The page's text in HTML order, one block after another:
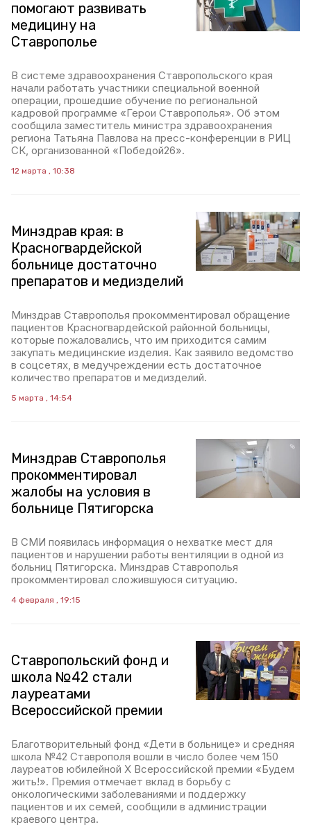
помогают развивать
медицину на
Ставрополье
В системе здравоохранения Ставропольского края
начали работать участники специальной военной
операции, прошедшие обучение по региональной
кадровой программе «Герои Ставрополья». Об этом
сообщила заместитель министра здравоохранения
региона Татьяна Павлова на пресс-конференции в РИЦ
СК, организованной «Победой26».
12 марта , 10:38
Минздрав края: в
Красногвардейской
больнице достаточно
препаратов и медизделий
Минздрав Ставрополья прокомментировал обращение
пациентов Красногвардейской районной больницы,
которые пожаловались, что им приходится самим
закупать медицинские изделия. Как заявило ведомство
в соцсетях, в медучреждении есть достаточное
количество препаратов и медизделий.
5 марта , 14:54
Минздрав Ставрополья
прокомментировал
жалобы на условия в
больнице Пятигорска
В СМИ появилась информация о нехватке мест для
пациентов и нарушении работы вентиляции в одной из
больниц Пятигорска. Минздрав Ставрополья
прокомментировал сложившуюся ситуацию.
4 февраля , 19:15
Ставропольский фонд и
школа №42 стали
лауреатами
Всероссийской премии
Благотворительный фонд «Дети в больнице» и средняя
школа №42 Ставрополя вошли в число более чем 150
лауреатов юбилейной X Всероссийской премии «Будем
жить!». Премия отмечает вклад в борьбу с
онкологическими заболеваниями и поддержку
пациентов и их семей, сообщили в администрации
краевого центра.